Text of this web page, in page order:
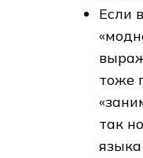
Если
тоже
так